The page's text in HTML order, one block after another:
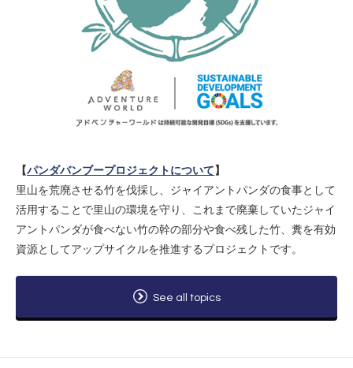
【パンダバンブープロジェクトについて 】
里山を荒廃させる竹を伐採し、ジャイアントパンダの食事として
活用することで里山の環境を守り、これまで廃棄していたジャイ
アントパンダが食べない竹の幹の部分や食べ残した竹、糞を有効
資源としてアップサイクルを推進するプロジェクトです。
See all topics